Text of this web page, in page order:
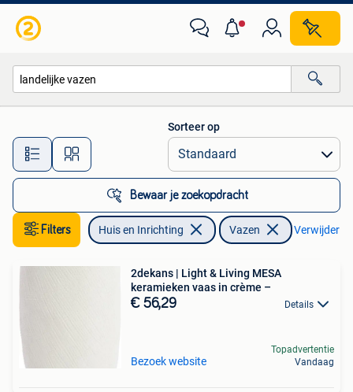
Alle afstanden…
Sorteer op
Bewaar je zoekopdracht
Filters Huis en Inrichting Vazen Verwijder
2dekans | Light & Living MESA
keramieken vaas in crème –
€ 56,29 Details
Bezoek website
Topadvertentie
Vandaag